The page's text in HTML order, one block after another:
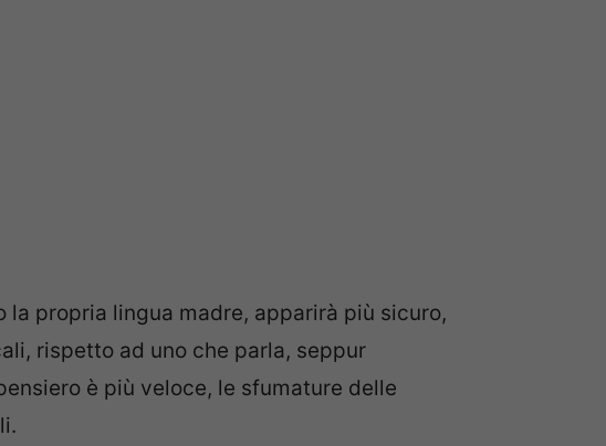
propria lingua madre, apparirà più sicuro,
rispetto ad uno che parla, seppur
è più veloce, le sfumature delle